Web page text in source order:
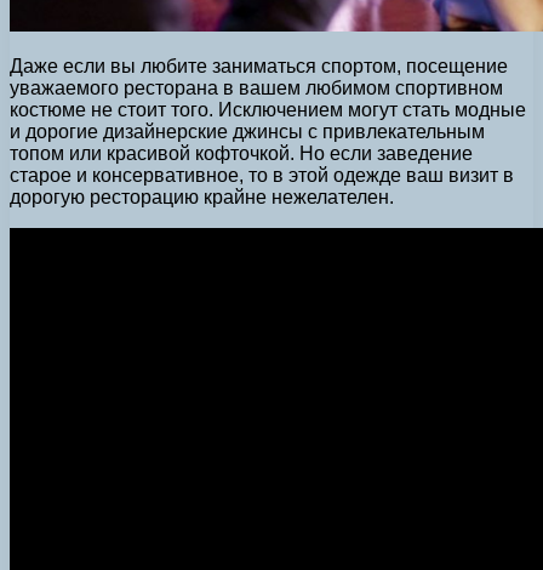
Даже если вы любите заниматься спортом, посещение
уважаемого ресторана в вашем любимом спортивном
костюме не стоит того. Исключением могут стать модные
и дорогие дизайнерские джинсы с привлекательным
топом или красивой кофточкой. Но если заведение
старое и консервативное, то в этой одежде ваш визит в
дорогую ресторацию крайне нежелателен.